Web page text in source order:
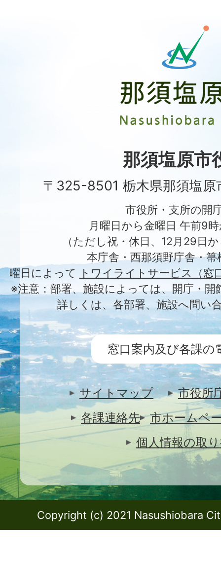
原
市
City
那須塩原市
〒325-8501 栃木県那須塩原
市役所・支所の開
月曜日から金曜日 午前9
（ただし祝・休日、12月29日
本庁舎・西那須野庁舎・
曜日によって
トワイライトサービス（窓
※注意：部署、施設によっては、開庁・
詳しくは、各部署、施設へ問い
窓口案内及び各課の
サイトマップ
市役所
各課連絡先
市ホームペ
個人情報の取
Copyright (c) 2021 Nasushiobara